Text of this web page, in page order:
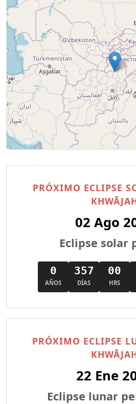
PRÓXIMO ECLIPSE
02 Ago
Eclipse solar
0
AÑOS
357
DÍAS
00
HRS
PRÓXIMO ECLIPSE
22 Ene
Eclipse lunar